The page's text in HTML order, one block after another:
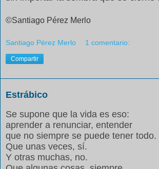
©Santiago Pérez Merlo
Santiago Pérez Merlo 1 comentario:
Compartir
Estrábico
Se supone que la vida es eso:
aprender a renunciar, entender
que no siempre se puede tener todo.
Que unas veces, sí.
Y otras muchas, no.